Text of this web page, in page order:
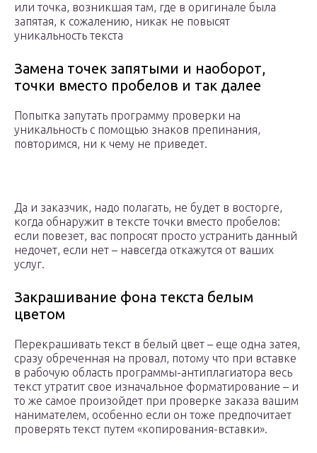
или точка, возникшая там, где в оригинале была
запятая, к сожалению, никак не повысят
уникальность текста
Замена точек запятыми и наоборот,
точки вместо пробелов и так далее
Попытка запутать программу проверки на
уникальность с помощью знаков препинания,
повторимся, ни к чему не приведет.
Да и заказчик, надо полагать, не будет в восторге,
когда обнаружит в тексте точки вместо пробелов:
если повезет, вас попросят просто устранить данный
недочет, если нет – навсегда откажутся от ваших
услуг.
Закрашивание фона текста белым
цветом
Перекрашивать текст в белый цвет – еще одна затея,
сразу обреченная на провал, потому что при вставке
в рабочую область программы-антиплагиатора весь
текст утратит свое изначальное форматирование – и
то же самое произойдет при проверке заказа вашим
нанимателем, особенно если он тоже предпочитает
проверять текст путем «копирования-вставки».